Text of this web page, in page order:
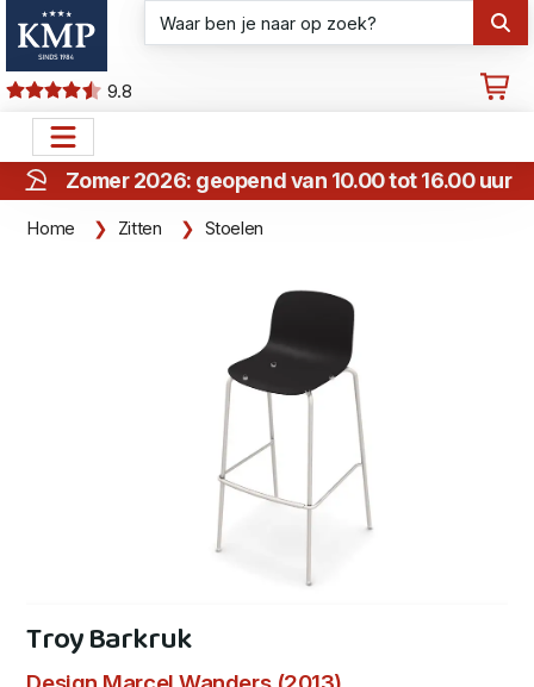
9.8
Zomer 2026: geopend van 10.00 tot 16.00 uur
Home Zitten Stoelen
Troy Barkruk